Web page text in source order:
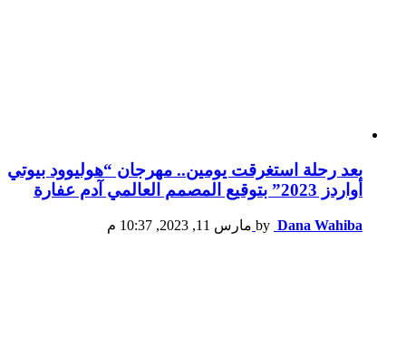
بعد رحلة استغرقت يومين.. مهرجان “هوليوود بيوتي
أواردز 2023” بتوقيع المصمم العالمي آدم عفارة
by Dana Wahiba مارس 11, 2023, 10:37 م